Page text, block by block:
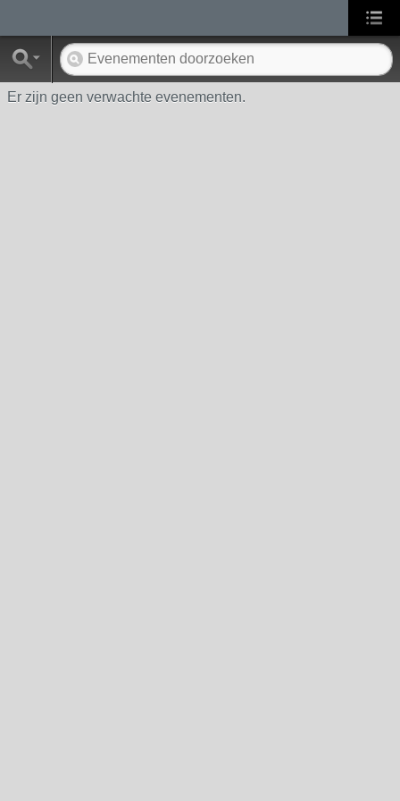
Er zijn geen verwachte evenementen.